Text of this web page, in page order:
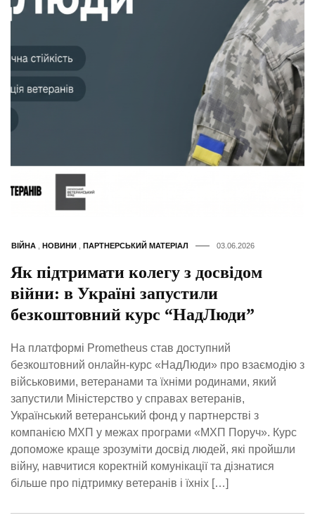
ВІЙНА НОВИНИ ПАРТНЕРСЬКИЙ МАТЕРІАЛ 03.06.2026
Як підтримати колегу з досвідом
війни: в Україні запустили
безкоштовний курс “НадЛюди”
На платформі Prometheus став доступний
безкоштовний онлайн-курс «НадЛюди» про взаємодію з
військовими, ветеранами та їхніми родинами, який
запустили Міністерство у справах ветеранів,
Український ветеранський фонд у партнерстві з
компанією МХП у межах програми «МХП Поруч». Курс
допоможе краще зрозуміти досвід людей, які пройшли
війну, навчитися коректній комунікації та дізнатися
більше про підтримку ветеранів і їхніх […]